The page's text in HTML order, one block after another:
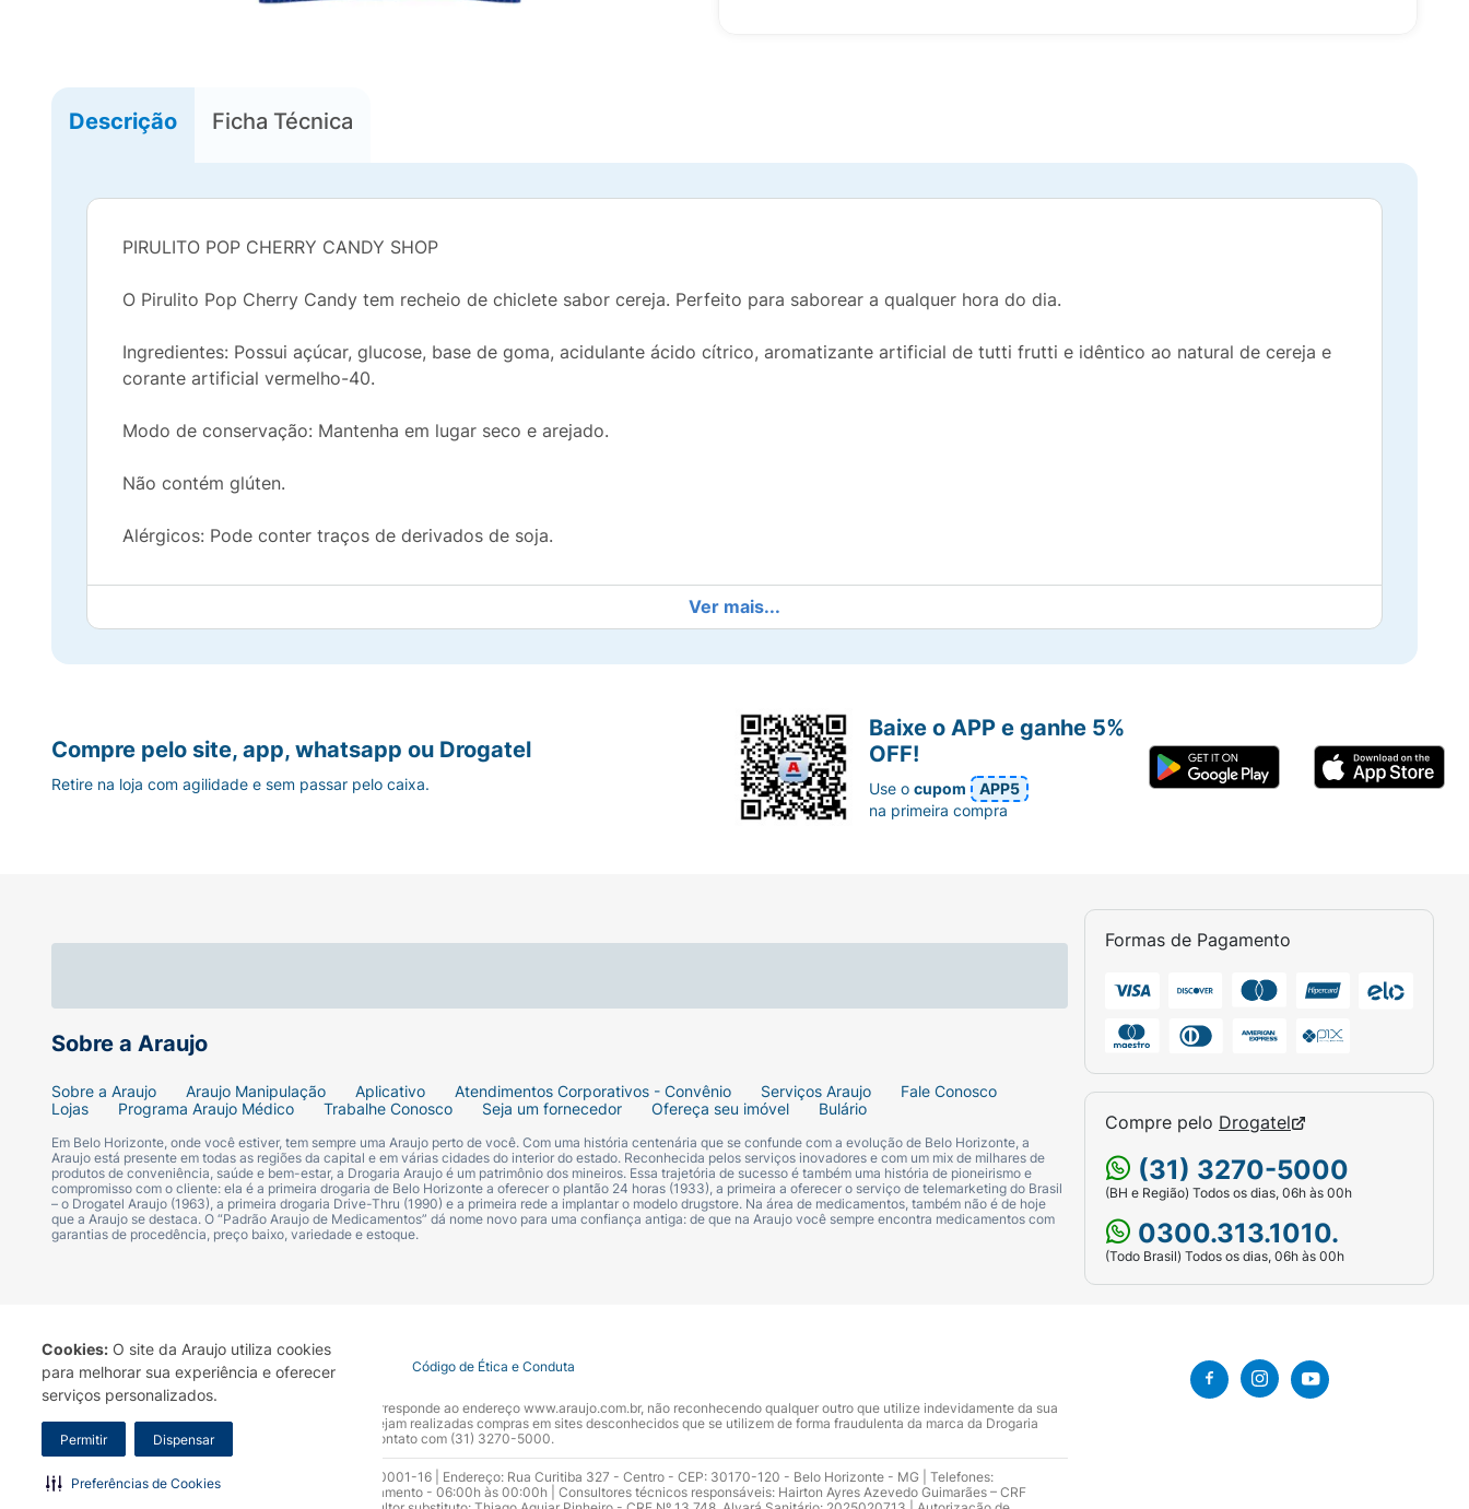
Cookies: O site da Araujo utiliza cookies
para melhorar sua experiência e oferecer
serviços personalizados.
Permitir Dispensar
Preferências de Cookies
Descrição Ficha Técnica
PIRULITO POP CHERRY CANDY SHOP
O Pirulito Pop Cherry Candy tem recheio de chiclete sabor cereja. Perfeito para saborear a qualquer hora do dia.
Ingredientes: Possui açúcar, glucose, base de goma, acidulante ácido cítrico, aromatizante artificial de tutti frutti e idêntico ao natural de cereja e
corante artificial vermelho-40.
Modo de conservação: Mantenha em lugar seco e arejado.
Não contém glúten.
Alérgicos: Pode conter traços de derivados de soja.
Ver mais...
Sobre a Araujo
Sobre a Araujo Araujo Manipulação Aplicativo Atendimentos Corporativos - Convênio Serviços Araujo
Fale Conosco
Lojas
Programa Araujo Médico Trabalhe Conosco Seja um fornecedor Ofereça seu imóvel Bulário
Em Belo Horizonte, onde você estiver, tem sempre uma Araujo perto de você. Com uma história centenária que se confunde com a evolução de Belo Horizonte, a
Araujo está presente em todas as regiões da capital e em várias cidades do interior do estado. Reconhecida pelos serviços inovadores e com um mix de milhares de
produtos de conveniência, saúde e bem-estar, a Drogaria Araujo é um patrimônio dos mineiros. Essa trajetória de sucesso é também uma história de pioneirismo e
compromisso com o cliente: ela é a primeira drogaria de Belo Horizonte a oferecer o plantão 24 horas (1933), a primeira a oferecer o serviço de telemarketing do Brasil
– o Drogatel Araujo (1963), a primeira drogaria Drive-Thru (1990) e a primeira rede a implantar o modelo drugstore. Na área de medicamentos, também não é de hoje
que a Araujo se destaca. O “Padrão Araujo de Medicamentos” dá nome novo para uma confiança antiga: de que na Araujo você sempre encontra medicamentos com
garantias de procedência, preço baixo, variedade e estoque.
Formas de Pagamento
Compre pelo Drogatel
(31) 3270-5000
(BH e Região) Todos os dias, 06h às 00h
0300.313.1010.
(Todo Brasil) Todos os dias, 06h às 00h
Compre pelo site, app, whatsapp ou Drogatel
Retire na loja com agilidade e sem passar pelo caixa.
Baixe o APP e ganhe 5%
OFF!
Use ocupom
APP5
na primeira compra
Termo de Uso Portal da Privacidade Covid-19 Código de Ética e Conduta
A Drogaria Araujo S/A informa que o seu site oficial corresponde ao endereço www.araujo.com.br, não reconhecendo qualquer outro que utilize indevidamente da sua
marca. Para sua segurança recomendamos que não sejam realizadas compras em sites desconhecidos que se utilizem de forma fraudulenta da marca da Drogaria
Araujo S.A. Em caso de dúvidas, gentileza entrar em contato com (31) 3270-5000.
Razão Social: Drogaria Araujo S.A | CNPJ: 17.256.512.0001-16 | Endereço: Rua Curitiba 327 - Centro - CEP: 30170-120 - Belo Horizonte - MG | Telefones:
0300.313.1010 e (31) 3270-5000 Horário de funcionamento - 06:00h às 00:00h | Consultores técnicos responsáveis: Hairton Ayres Azevedo Guimarães – CRF